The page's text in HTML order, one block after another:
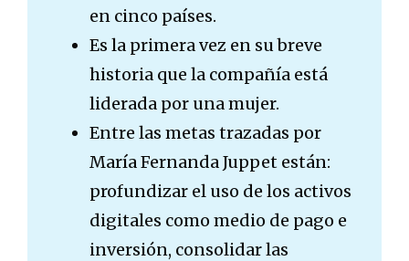
en cinco países.
Es la primera vez en su breve
historia que la compañía está
liderada por una mujer.
Entre las metas trazadas por
María Fernanda Juppet están:
profundizar el uso de los activos
digitales como medio de pago e
inversión, consolidar las